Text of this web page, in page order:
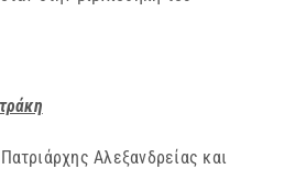
Αλεξανδρείας και